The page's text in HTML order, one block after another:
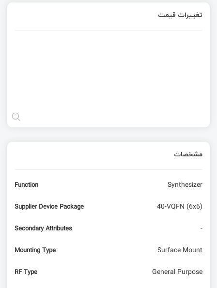
تغییرات قیمت
مشخصات
Function Synthesizer
Supplier Device Package 40-VQFN (6x6)
Secondary Attributes -
Mounting Type Surface Mount
RF Type General Purpose